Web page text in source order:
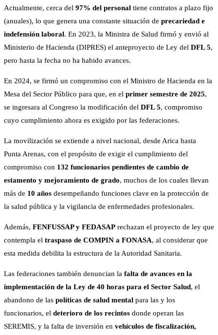
Actualmente, cerca del 97% del personal tiene contratos a plazo fijo
(anuales), lo que genera una constante situación de precariedad e
indefensión laboral. En 2023, la Ministra de Salud firmó y envió al
Ministerio de Hacienda (DIPRES) el anteproyecto de Ley del DFL 5,
pero hasta la fecha no ha habido avances.
En 2024, se firmó un compromiso con el Ministro de Hacienda en la
Mesa del Sector Público para que, en el primer semestre de 2025,
se ingresara al Congreso la modificación del DFL 5, compromiso
cuyo cumplimiento ahora es exigido por las federaciones.
La movilización se extiende a nivel nacional, desde Arica hasta
Punta Arenas, con el propósito de exigir el cumplimiento del
compromiso con 132 funcionarios pendientes de cambio de
estamento y mejoramiento de grado, muchos de los cuales llevan
más de 10 años desempeñando funciones clave en la protección de
la salud pública y la vigilancia de enfermedades profesionales.
Además, FENFUSSAP y FEDASAP rechazan el proyecto de ley que
contempla el traspaso de COMPIN a FONASA, al considerar que
esta medida debilita la estructura de la Autoridad Sanitaria.
Las federaciones también denuncian la falta de avances en la
implementación de la Ley de 40 horas para el Sector Salud, el
abandono de las políticas de salud mental para las y los
funcionarios, el deterioro de los recintos donde operan las
SEREMIS, y la falta de inversión en vehículos de fiscalización,